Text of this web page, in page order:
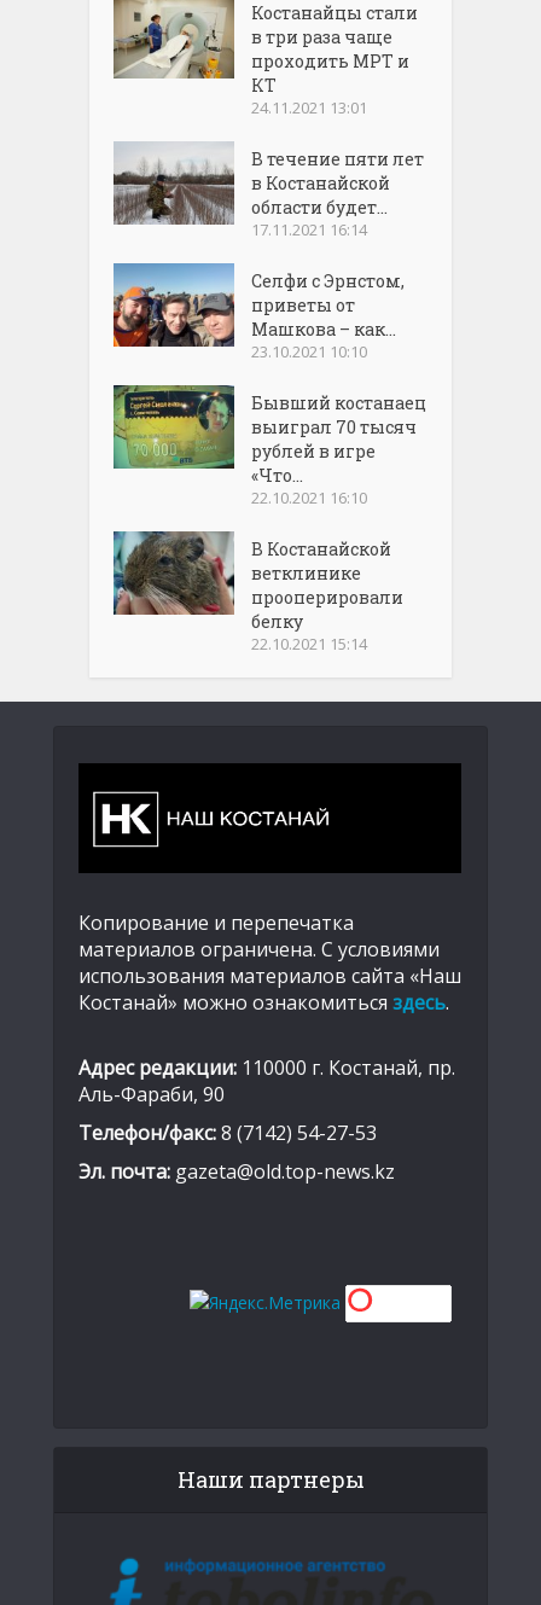
Костанайцы стали
в три раза чаще
проходить МРТ и
КТ
24.11.2021 13:01
В течение пяти лет
в Костанайской
области будет...
17.11.2021 16:14
Селфи с Эрнстом,
приветы от
Машкова – как...
23.10.2021 10:10
Бывший костанаец
выиграл 70 тысяч
рублей в игре
«Что...
22.10.2021 16:10
В Костанайской
ветклинике
прооперировали
белку
22.10.2021 15:14
Копирование и перепечатка
материалов ограничена. С условиями
использования материалов сайта «Наш
Костанай» можно ознакомиться здесь.
Адрес редакции: 110000 г. Костанай, пр.
Аль-Фараби, 90
Телефон/факс:8 (7142) 54-27-53
Эл. почта: gazeta@old.top-news.kz
Наши партнеры